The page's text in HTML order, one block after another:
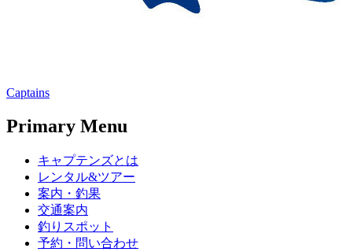
Captains
Primary Menu
キャプテンズとは
レンタル&ツアー
案内・釣果
交通案内
釣りスポット
予約・問い合わせ